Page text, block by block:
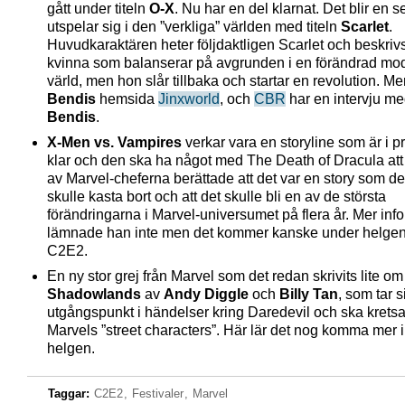
gått under titeln O-X. Nu har en del klarnat. Det blir en
utspelar sig i den ”verkliga” världen med titeln Scarlet.
Huvudkaraktären heter följdaktligen Scarlet och
kvinna som balanserar på avgrunden i en förändrad
värld, men hon slår tillbaka och startar en revolution.
Bendis hemsida Jinxworld, och CBR har en intervju
Bendis.
X-Men vs. Vampires verkar vara en storyline som är i
klar och den ska ha något med The Death of Dracula
av Marvel-cheferna berättade att det var en story som
skulle kasta bort och att det skulle bli en av de största
förändringarna i Marvel-universumet på flera år. Mer info
lämnade han inte men det kommer kanske under
C2E2.
En ny stor grej från Marvel som det redan skrivits lite
Shadowlands av Andy Diggle och Billy Tan, som tar
utgångspunkt i händelser kring Daredevil och ska
Marvels ”street characters”. Här lär det nog komma mer
helgen.
Taggar: C2E2, Festivaler, Marvel